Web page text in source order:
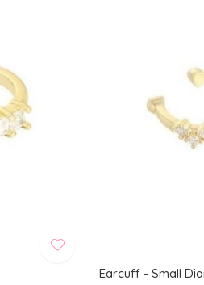
Earcuff - Small